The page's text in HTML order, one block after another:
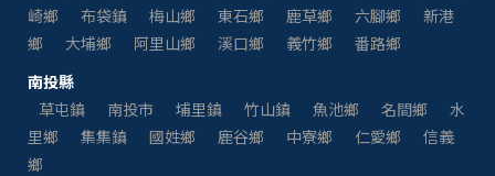
崎鄉
布袋鎮 梅山鄉 東石鄉 鹿草鄉 六腳鄉
新港
鄉
大埔鄉 阿里山鄉 溪口鄉 義竹鄉
番路鄉
南投縣
草屯鎮
南投市 埔里鎮 竹山鎮 魚池鄉 名間鄉
水
里鄉
集集鎮 國姓鄉 鹿谷鄉 中寮鄉 仁愛鄉
信義
鄉